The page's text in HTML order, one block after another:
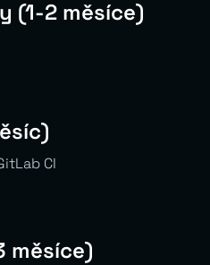
(1-2 měsíce)
CI
měsíce)